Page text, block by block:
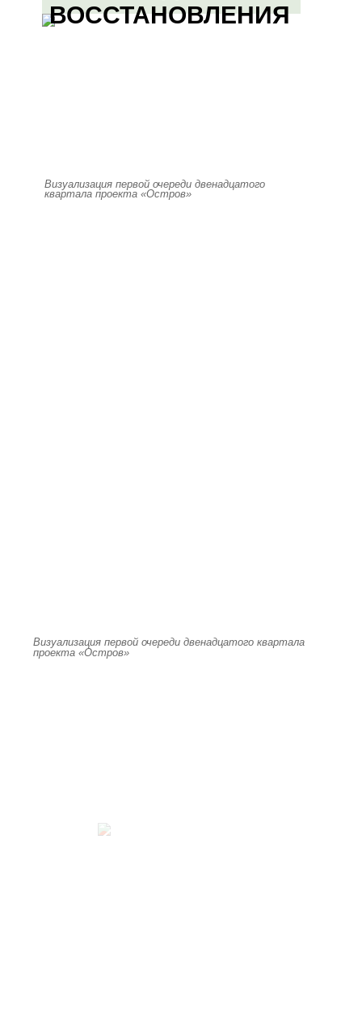
ВОССТАНОВЛЕНИЯ
Визуализация первой очереди двенадцатого
квартала проекта «Остров»
Визуализация первой очереди двенадцатого квартала
проекта «Остров»